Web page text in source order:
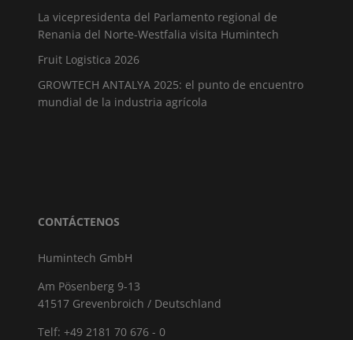
La vicepresidenta del Parlamento regional de
Renania del Norte-Westfalia visita Humintech
Fruit Logistica 2026
GROWTECH ANTALYA 2025: el punto de encuentro
mundial de la industria agrícola
CONTÁCTENOS
Humintech GmbH
Am Pösenberg 9-13
41517 Grevenbroich / Deutschland
Telf: +49 2181 70 676 - 0